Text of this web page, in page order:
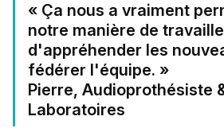
« Ça nous a vraiment
notre manière de
d'appréhender les
fédérer l'équipe. »
Pierre, Audioprothésiste
Laboratoires